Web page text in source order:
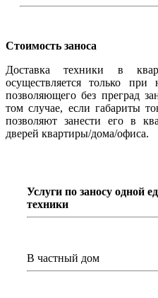
Стоимость заноса
Доставка техники в
осуществляется только при
позволяющего без преград
том случае, если габариты
позволяют занести его в
дверей квартиры/дома/офиса.
Услуги по заносу одной
техники
В частный дом